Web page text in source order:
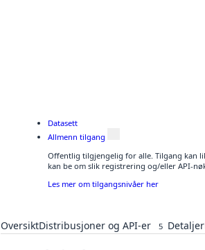
Datasett
Allmenn tilgang
Offentlig tilgjengelig for alle. Tilgang kan
kan be om slik registrering og/eller API-
Les mer om tilgangsnivåer her
OversiktDistribusjoner og API-er 5 Detaljer